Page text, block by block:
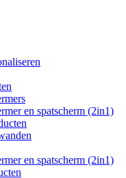
en spatscherm (2in1)
en spatscherm (2in1)